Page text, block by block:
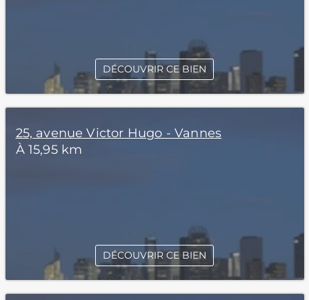
DÉCOUVRIR CE BIEN
25, avenue Victor Hugo - Vannes
À 15,95 km
DÉCOUVRIR CE BIEN